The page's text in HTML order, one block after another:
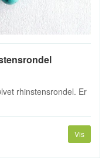
rhinstensrondel. Er
Vis